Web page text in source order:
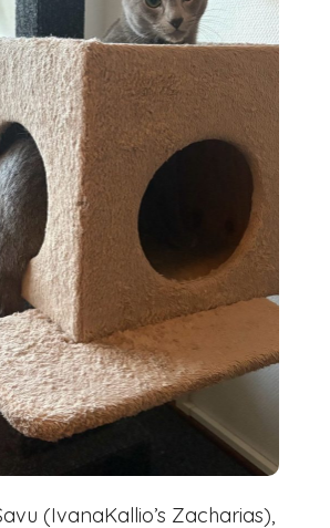
(IvanaKallio’s Zacharias),